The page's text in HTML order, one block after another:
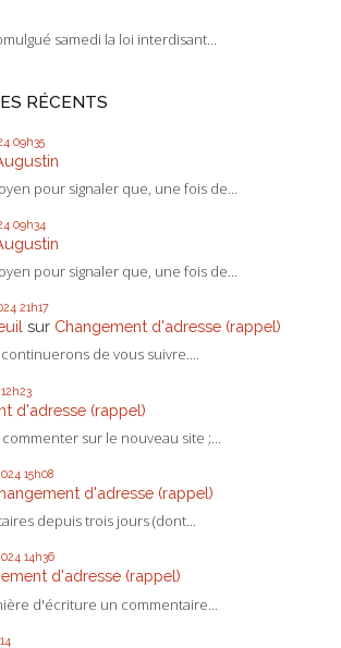
samedi la loi interdisant...
RÉCENTS
09h35
pour signaler que, une fois de...
09h34
pour signaler que, une fois de...
21h17
sur Changement d'adresse (rappel)
de vous suivre....
12h23
d'adresse (rappel)
sur le nouveau site ;...
15h08
d'adresse (rappel)
depuis trois jours (dont...
14h36
d'adresse (rappel)
d'écriture un commentaire...